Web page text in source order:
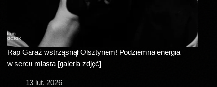
Rap Garaż wstrząsnął Olsztynem! Podziemna energia
w sercu miasta [galeria zdjęć]
13 lut, 2026